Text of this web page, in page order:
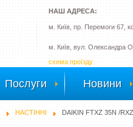
НАШ АДРЕСА:
м. Київ, пр. Перемоги 67,
м. Київ, вул. Олександра
схема проїзду
Послуги Новини
НАСТІННІ DAIKIN FTXZ 35N /